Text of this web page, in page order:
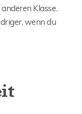
Klasse.
wenn du